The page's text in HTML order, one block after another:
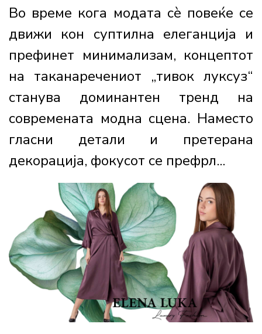
Во време кога модата сè повеќе се
движи кон суптилна елеганција и
префинет минимализам, концептот
на таканаречениот „тивок луксуз“
станува доминантен тренд на
современата модна сцена. Наместо
гласни детали и претерана
декорација, фокусот се префрл...